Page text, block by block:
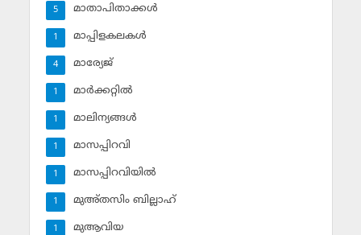
മാതാപിതാക്കള്‍
5
മാപ്പിളകലകള്‍
1
മാര്യേജ്
4
മാര്‍ക്കറ്റില്‍
1
മാലിന്യങ്ങള്‍
1
മാസപ്പിറവി
1
മാസപ്പിറവിയില്‍
1
മുഅ്തസിം ബില്ലാഹ്
1
മുആവിയ
1